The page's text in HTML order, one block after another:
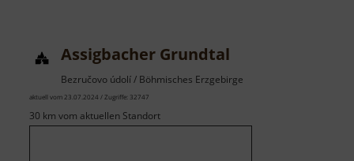
Assigbacher Grundtal
Bezručovo údolí / Böhmisches Erzgebirge
aktuell vom 23.07.2024 / Zugriffe: 32747
30 km vom aktuellen Standort